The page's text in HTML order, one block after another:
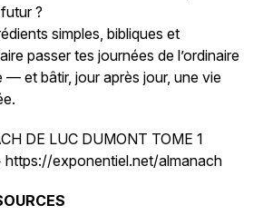
?
simples, bibliques et
passer tes journées de l’ordinaire
— et bâtir, jour après jour, une vie
DE LUC DUMONT TOME 1
exponentiel.net/almanach